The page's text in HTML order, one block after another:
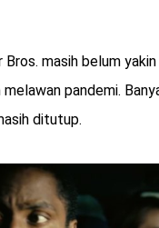
Bros. masih belum
pandemi.
ditutup.